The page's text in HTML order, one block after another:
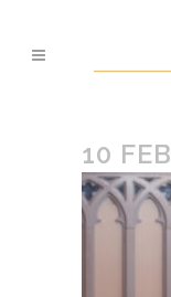
10 FEB